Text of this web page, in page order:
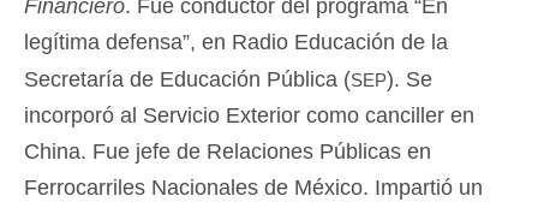
Financiero. Fue conductor del programa “En
legítima defensa”, en Radio Educación de la
Secretaría de Educación Pública (sep). Se
incorporó al Servicio Exterior como canciller en
China. Fue jefe de Relaciones Públicas en
Ferrocarriles Nacionales de México. Impartió un